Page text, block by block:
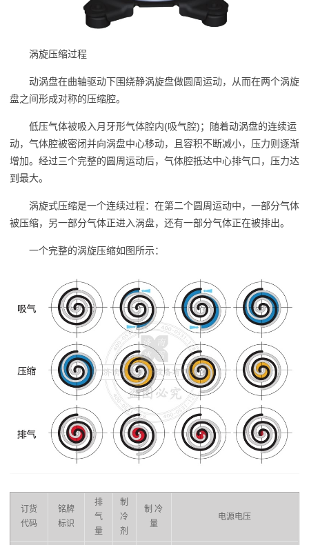
涡旋压缩过程
动涡盘在曲轴驱动下围绕静涡旋盘做圆周运动，从而在两个涡旋
盘之间形成对称的压缩腔。
低压气体被吸入月牙形气体腔内(吸气腔)；随着动涡盘的连续运
动，气体腔被密闭并向涡盘中心移动，且容积不断减小，压力则逐渐
增加。经过三个完整的圆周运动后，气体腔抵达中心排气口，压力达
到最大。
涡旋式压缩是一个连续过程：在第二个圆周运动中，一部分气体
被压缩，另一部分气体正进入涡盘，还有一部分气体正在被排出。
一个完整的涡旋压缩如图所示：
订货
代码
铭牌
标识
排
气
量
制
冷
剂
制 冷
量
电源电压